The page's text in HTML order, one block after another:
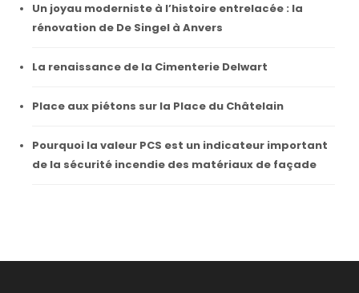
Un joyau moderniste à l’histoire entrelacée : la
rénovation de De Singel à Anvers
La renaissance de la Cimenterie Delwart
Place aux piétons sur la Place du Châtelain
Pourquoi la valeur PCS est un indicateur important
de la sécurité incendie des matériaux de façade